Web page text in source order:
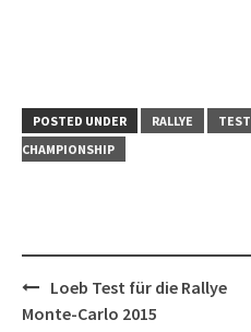
POSTED UNDER RALLYE TEST
CHAMPIONSHIP
Post
navigation
Loeb Test für die Rallye
Monte-Carlo 2015